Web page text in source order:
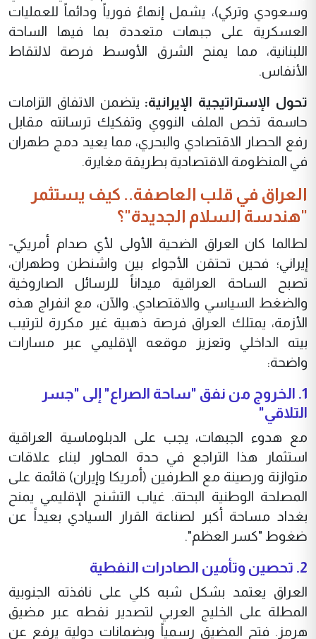
وسعودي وتركي)، يشمل إنهاءً فورياً ودائماً للعمليات
العسكرية على جبهات متعددة بما فيها الساحة
اللبنانية، مما يمنح الشرق الأوسط فرصة لالتقاط
الأنفاس.
‏​تحول الإستراتيجية الإيرانية: يتضمن الاتفاق التزامات
حاسمة تخص الملف النووي وتفكيك ترسانته مقابل
رفع الحصار الاقتصادي والبحري، مما يعيد دمج طهران
في المنظومة الاقتصادية بطريقة مغايرة.
‏​العراق في قلب العاصفة.. كيف يستثمر
"هندسة السلام الجديدة"؟
‏​لطالما كان العراق الضحية الأولى لأي صدام أمريكي-
إيراني؛ فحين تحتقن الأجواء بين واشنطن وطهران،
تصبح الساحة العراقية ميداناً للرسائل الصاروخية
والضغط السياسي والاقتصادي. والآن، مع انفراج هذه
الأزمة، يمتلك العراق فرصة ذهبية غير مكررة لترتيب
بيته الداخلي وتعزيز موقعه الإقليمي عبر مسارات
واضحة:
‏​1. الخروج من نفق "ساحة الصراع" إلى "جسر
التلاقي"
‏​مع هدوء الجبهات، يجب على الدبلوماسية العراقية
استثمار هذا التراجع في حدة المحاور لبناء علاقات
متوازنة ورصينة مع الطرفين (أمريكا وإيران) قائمة على
المصلحة الوطنية البحتة. غياب التشنج الإقليمي يمنح
بغداد مساحة أكبر لصناعة القرار السيادي بعيداً عن
ضغوط "كسر العظم".
‏​العراق يعتمد بشكل شبه كلي على نافذته الجنوبية
المطلة على الخليج العربي لتصدير نفطه عبر مضيق
هرمز. فتح المضيق رسمياً وبضمانات دولية يرفع عن